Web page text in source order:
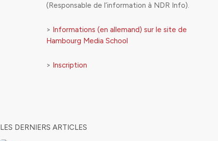
(Responsable de l’information à NDR Info).
> Informations (en allemand) sur le site de
Hambourg Media School
> Inscription
LES DERNIERS ARTICLES